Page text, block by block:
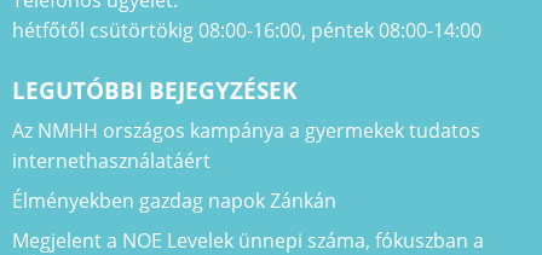
hétfőtől csütörtökig 08:00-16:00, péntek 08:00-14:00
LEGUTÓBBI BEJEGYZÉSEK
Az NMHH országos kampánya a gyermekek tudatos
internethasználatáért
Élményekben gazdag napok Zánkán
Megjelent a NOE Levelek ünnepi száma, fókuszban a